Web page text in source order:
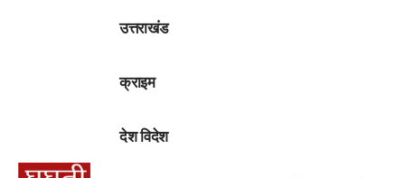
उत्तराखंड
क्राइम
देश विदेश